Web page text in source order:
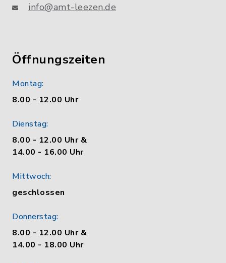
info@amt-leezen.de
Öffnungszeiten
Montag:
8.00 - 12.00 Uhr
Dienstag:
8.00 - 12.00 Uhr &
14.00 - 16.00 Uhr
Mittwoch:
geschlossen
Donnerstag:
8.00 - 12.00 Uhr &
14.00 - 18.00 Uhr